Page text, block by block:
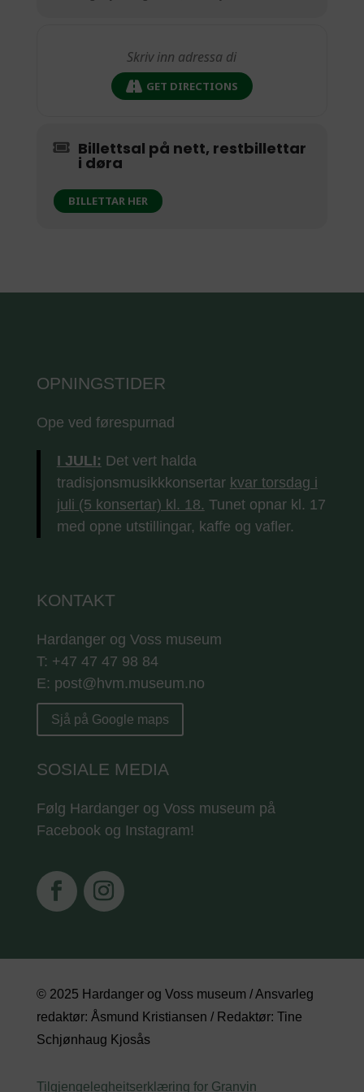
GET DIRECTIONS
Billettsal på nett, restbillettar
i døra
BILLETTAR HER
OPNINGSTIDER
Ope ved førespurnad
I JULI: Det vert halda
tradisjonsmusikkkonsertar kvar torsdag i
juli (5 konsertar) kl. 18. Tunet opnar kl. 17
med opne utstillingar, kaffe og vafler.
KONTAKT
Hardanger og Voss museum
T: +47 47 47 98 84
E: post@hvm.museum.no
Sjå på Google maps
SOSIALE MEDIA
Følg Hardanger og Voss museum på
Facebook og Instagram!
© 2025 Hardanger og Voss museum / Ansvarleg
redaktør: Åsmund Kristiansen / Redaktør: Tine
Schjønhaug Kjosås
Tilgjengelegheitserklæring for Granvin